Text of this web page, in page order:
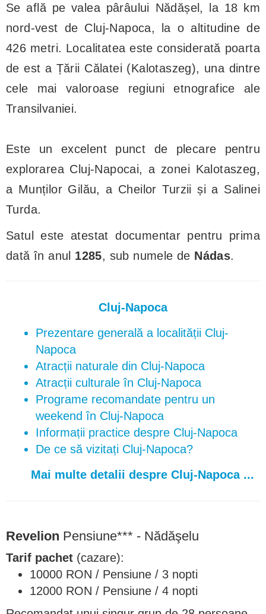
Se află pe valea pârâului Nădășel, la 18 km
nord-vest de Cluj-Napoca, la o altitudine de
426 metri. Localitatea este considerată poarta
de est a Țării Călatei (Kalotaszeg), una dintre
cele mai valoroase regiuni etnografice ale
Transilvaniei.
Este un excelent punct de plecare pentru
explorarea Cluj-Napocai, a zonei Kalotaszeg,
a Munților Gilău, a Cheilor Turzii și a Salinei
Turda.
Satul este atestat documentar pentru prima
dată în anul 1285, sub numele de Nádas.
Cluj-Napoca
Prezentare generală a localității Cluj-
Napoca
Atracții naturale din Cluj-Napoca
Atracții culturale în Cluj-Napoca
Programe recomandate pentru un
weekend în Cluj-Napoca
Informații practice despre Cluj-Napoca
De ce să vizitați Cluj-Napoca?
Mai multe detalii despre Cluj-Napoca ...
Revelion Pensiune*** - Nădăşelu
Tarif pachet (cazare):
10000 RON / Pensiune / 3 nopti
12000 RON / Pensiune / 4 nopti